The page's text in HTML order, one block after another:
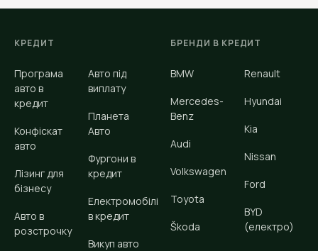
КРЕДИТ
Програма
авто в
кредит
Конфіскат
авто
Лізинг для
бізнесу
Авто в
розстрочку
Авто під
виплату
Планета
Авто
Фургони в
кредит
Електромобілі
в кредит
Викуп авто
БРЕНДИ В КРЕДИТ
BMW
Mercedes-
Benz
Audi
Volkswagen
Toyota
Škoda
Renault
Hyundai
Kia
Nissan
Ford
BYD
(електро)